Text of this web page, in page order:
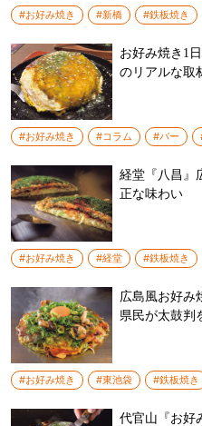
#お好み焼き #新橋 #鉄板焼き
お好み焼き1
のリアルな取
#お好み焼き #コラム #バー
経堂『八昌』
正な味わい
#お好み焼き #経堂 #鉄板焼き
広島風お好み
県民が太鼓判
#お好み焼き #東池袋 #鉄板焼き
代官山『お好